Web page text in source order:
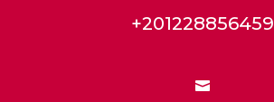
+201228856459
